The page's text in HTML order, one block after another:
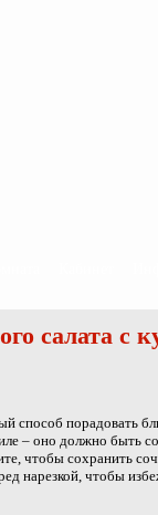
салата с
способ порадовать
– оно должно быть
чтобы сохранить
нарезкой, чтобы